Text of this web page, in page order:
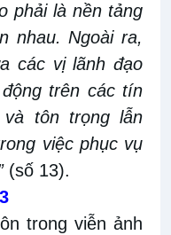
phải là nền tảng
nhau. Ngoài ra,
các vị lãnh đạo
trên các tín
tôn trọng lẫn
việc phục vụ
(số 13).
trong viễn ảnh